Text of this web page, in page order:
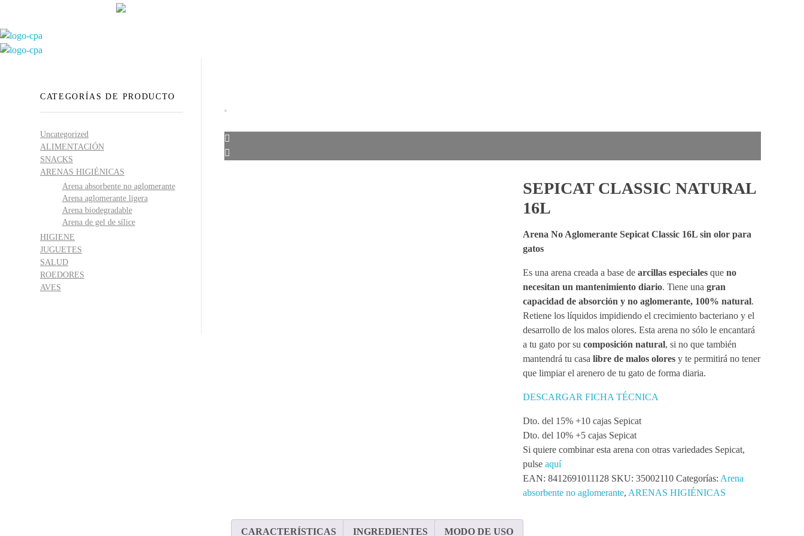
Complements Petits Animals, S.L.
SEPICAT CLASSIC NATURAL
16L
Arena No Aglomerante Sepicat Classic 16L sin olor para
gatos
Es una arena creada a base de arcillas especialesque no
necesitan un mantenimiento diario. Tiene una gran
capacidad de absorción y no aglomerante, 100% natural.
Retiene los líquidos impidiendo el crecimiento bacteriano y el
desarrollo de los malos olores. Esta arena no sólo le encantará
a tu gato por su composición natural, si no que también
mantendrá tu casa libre de malos oloresy te permitirá no tener
que limpiar el arenero de tu gato de forma diaria.
DESCARGAR FICHA TÉCNICA
Dto. del 15% +10 cajas Sepicat
Dto. del 10% +5 cajas Sepicat
Si quiere combinar esta arena con otras variedades Sepicat,
pulse aquí
EAN: 8412691011128 SKU: 35002110 Categorías: Arena
absorbente no aglomerante, ARENAS HIGIÉNICAS
CARACTERÍSTICAS INGREDIENTES MODO DE USO
CATEGORÍAS DE PRODUCTO
Uncategorized
ALIMENTACIÓN
SNACKS
ARENAS HIGIÉNICAS
Arena absorbente no aglomerante
Arena aglomerante ligera
Arena biodegradable
Arena de gel de sílice
HIGIENE
JUGUETES
SALUD
ROEDORES
AVES